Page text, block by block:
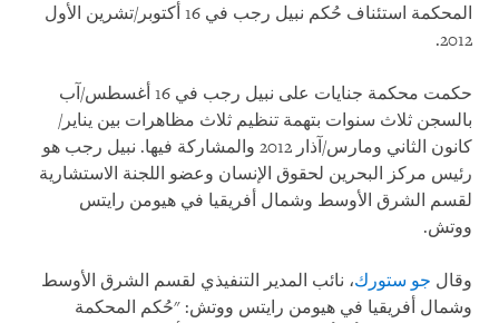
المحكمة استئناف حُكم نبيل رجب في 16 أكتوبر/تشرين الأول
2012.
حكمت محكمة جنايات على نبيل رجب في 16 أغسطس/آب
بالسجن ثلاث سنوات بتهمة تنظيم ثلاث مظاهرات بين يناير/
كانون الثاني ومارس/آذار 2012 والمشاركة فيها. نبيل رجب هو
رئيس مركز البحرين لحقوق الإنسان وعضو اللجنة الاستشارية
لقسم الشرق الأوسط وشمال أفريقيا في هيومن رايتس
ووتش.
وقال جو ستورك، نائب المدير التنفيذي لقسم الشرق الأوسط
وشمال أفريقيا في هيومن رايتس ووتش: "حُكم المحكمة